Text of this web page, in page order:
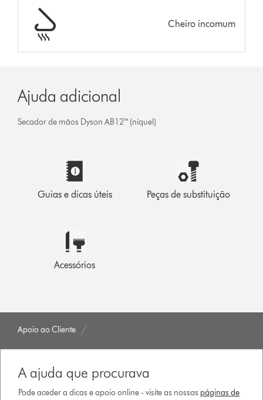
Cheiro incomum
Ajuda adicional
Secador de mãos Dyson AB12™ (níquel)
Guias e dicas úteis Peças de substituição
Acessórios
Apoio ao Cliente
A ajuda que procurava
Pode aceder a dicas e apoio online - visite as nossas páginas de